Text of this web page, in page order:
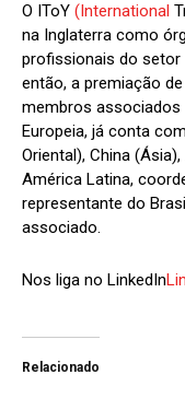
O IToY (International
na Inglaterra como
profissionais do setor
então, a premiação
membros associados
Europeia, já conta
Oriental), China
América Latina,
representante do
associado.
Nos liga no LinkedIn
Relacionado